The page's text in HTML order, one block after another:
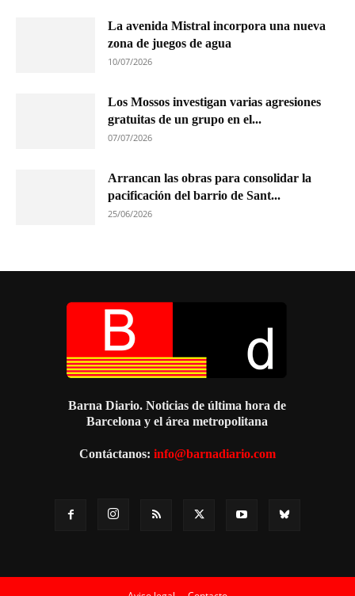
La avenida Mistral incorpora una nueva
zona de juegos de agua
10/07/2026
Los Mossos investigan varias agresiones
gratuitas de un grupo en el...
07/07/2026
Arrancan las obras para consolidar la
pacificación del barrio de Sant...
25/06/2026
Barna Diario. Noticias de última hora de
Barcelona y el área metropolitana
Contáctanos: info@barnadiario.com